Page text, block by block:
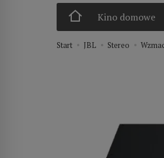
Kino domowe
Start JBL Stereo